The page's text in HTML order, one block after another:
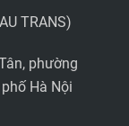
TRANS)
phường
Hà Nội